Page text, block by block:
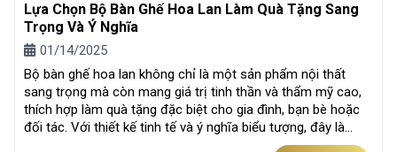
Lựa Chọn Bộ Bàn Ghế Hoa Lan Làm Quà Tặng Sang
Trọng Và Ý Nghĩa
01/14/2025
Bộ bàn ghế hoa lan không chỉ là một sản phẩm nội thất
sang trọng mà còn mang giá trị tinh thần và thẩm mỹ cao,
thích hợp làm quà tặng đặc biệt cho gia đình, bạn bè hoặc
đối tác. Với thiết kế tinh tế và ý nghĩa biểu tượng, đây là